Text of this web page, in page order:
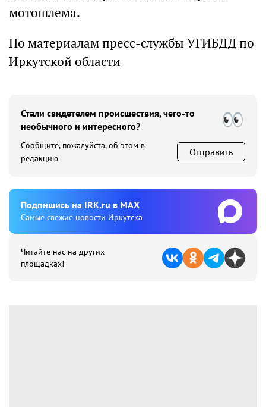
мотошлема.
По материалам пресс-службы УГИБДД по
Иркутской области
Стали свидетелем происшествия, чего-то
необычного и интересного?
Сообщите, пожалуйста, об этом в
редакцию
Отправить
Подпишиcь на IRK.ru в MAX
Cамые свежие новости Иркутска
Читайте нас на других
площадках!